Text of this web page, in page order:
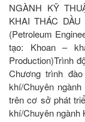
NGÀNH KỸ
KHAI THÁC
(Petroleum
tạo: Khoan –
Production)Trình
Chương trình
khí/Chuyên
trên cơ sở phát
khí/Chuyên